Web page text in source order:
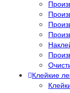
Клейкие